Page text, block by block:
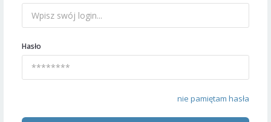
Hasło
nie pamiętam hasła